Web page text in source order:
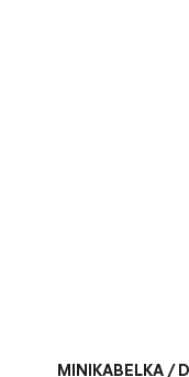
MINIKABELKA /